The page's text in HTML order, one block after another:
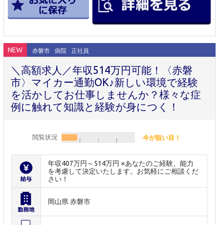
NEW 赤磐市 病院 正社員
＼高額求人／年収514万円可能！〈赤磐
市〉マイカー通勤OK♪新しい環境で経験
を活かしてお仕事しませんか？様々な症
例に触れて知識と経験が身につく！
閲覧状況 今が狙い目！
年収407万円～514万円 ※あなたのご経験、能力
を考慮して決定いたします。お気軽にご相談くだ
さい！
岡山県 赤磐市